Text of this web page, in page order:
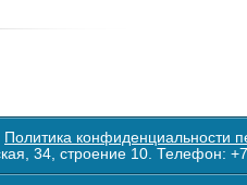
Политика конфиденциальности
34, строение 10. Телефон: